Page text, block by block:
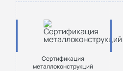
Сертификация
металлоконструкций